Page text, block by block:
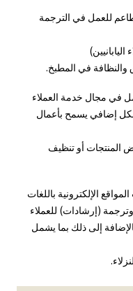
للعمل في الترجمة
في المطبخ.
في مجال خدمة العملاء
إضافي يسمح بأعمال
المنتجات أو تنظيف
الإلكترونية باللغات
(إرشادات) للعملاء
إلى ذلك بما يشمل